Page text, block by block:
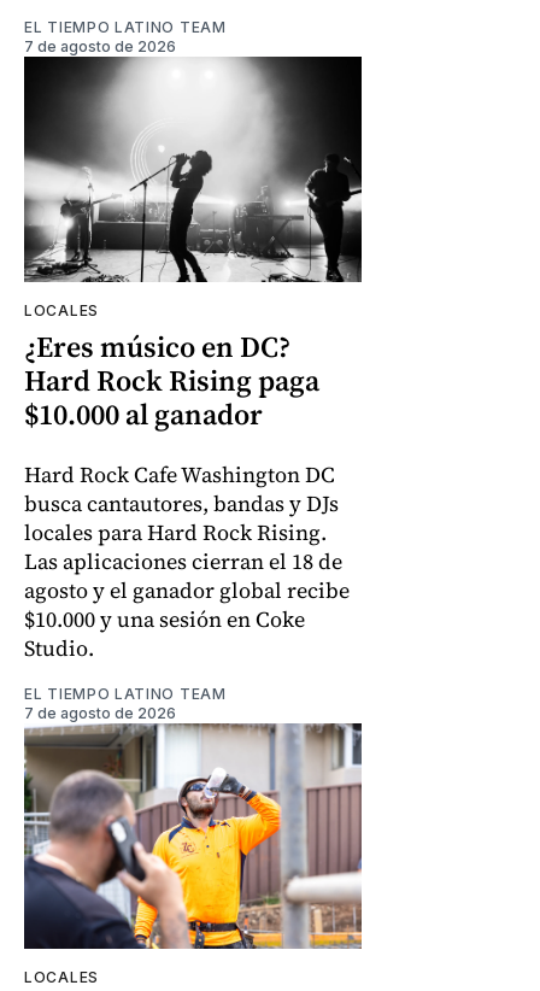
EL TIEMPO LATINO TEAM
7 de agosto de 2026
LOCALES
¿Eres músico en DC?
Hard Rock Rising paga
$10.000 al ganador
Hard Rock Cafe Washington DC
busca cantautores, bandas y DJs
locales para Hard Rock Rising.
Las aplicaciones cierran el 18 de
agosto y el ganador global recibe
$10.000 y una sesión en Coke
Studio.
EL TIEMPO LATINO TEAM
7 de agosto de 2026
LOCALES